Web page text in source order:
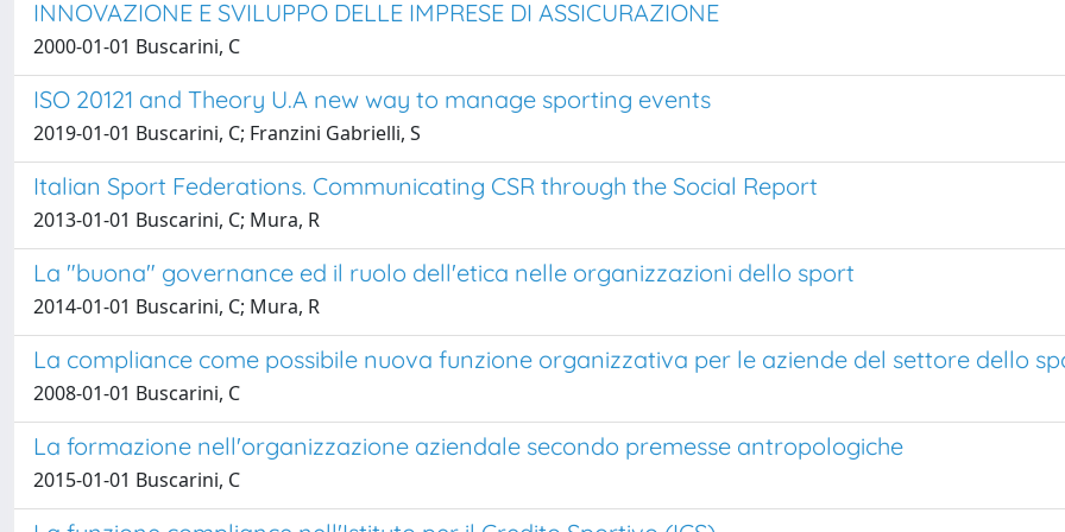
INNOVAZIONE E SVILUPPO DELLE IMPRESE DI ASSICURAZIONE
2000-01-01 Buscarini, C
ISO 20121 and Theory U.A new way to manage sporting events
2019-01-01 Buscarini, C; Franzini Gabrielli, S
Italian Sport Federations. Communicating CSR through the Social Report
2013-01-01 Buscarini, C; Mura, R
La "buona" governance ed il ruolo dell'etica nelle organizzazioni dello sport
2014-01-01 Buscarini, C; Mura, R
La compliance come possibile nuova funzione organizzativa per le aziende del settore dello
2008-01-01 Buscarini, C
La formazione nell'organizzazione aziendale secondo premesse antropologiche
2015-01-01 Buscarini, C